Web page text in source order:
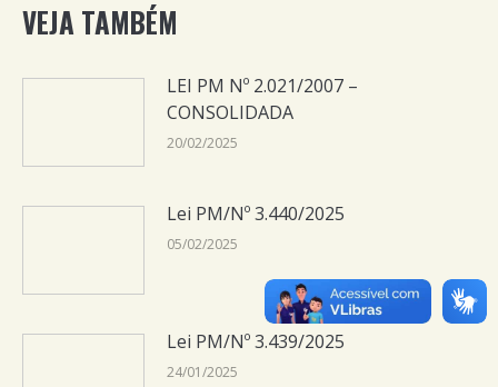
VEJA TAMBÉM
LEI PM Nº 2.021/2007 –
CONSOLIDADA
20/02/2025
Lei PM/Nº 3.440/2025
05/02/2025
Lei PM/Nº 3.439/2025
24/01/2025